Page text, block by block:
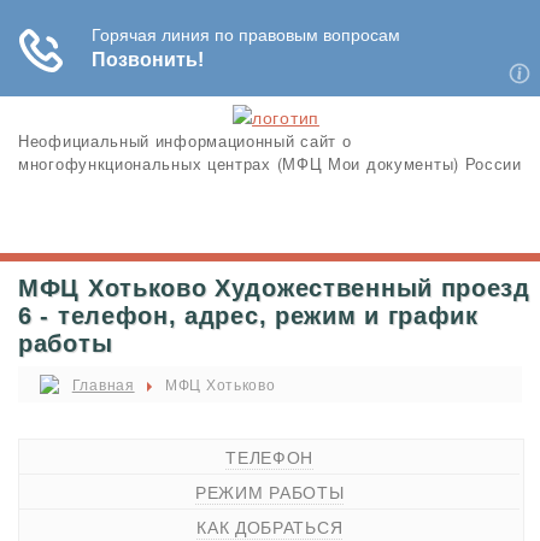
Неофициальный информационный сайт о
многофункциональных центрах (МФЦ Мои документы) России
МФЦ Хотьково Художественный проезд
6 - телефон, адрес, режим и график
работы
Главная МФЦ Хотьково
ТЕЛЕФОН
РЕЖИМ РАБОТЫ
КАК ДОБРАТЬСЯ